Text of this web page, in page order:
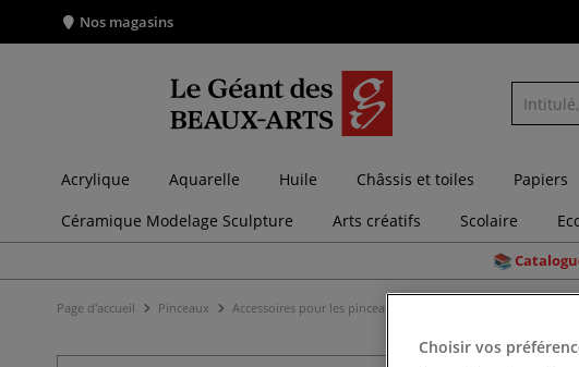
Nos magasins
Acrylique Aquarelle Huile Châssis et toiles Papiers
Céramique Modelage Sculpture
Arts créatifs Scolaire
Page d'accueil Pinceaux Accessoires pour les pinceaux
Choisir vos